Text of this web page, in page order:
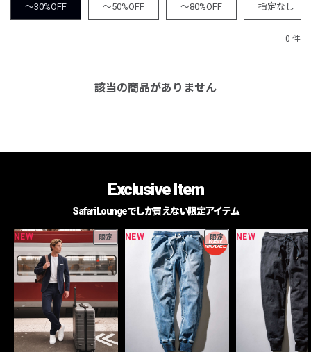
～30%OFF ～50%OFF ～80%OFF 指定なし
0 件
該当の商品がありません
Exclusive Item
Safari Loungeでしか買えない限定アイテム
NEW 限定 NEW 限定 NEW